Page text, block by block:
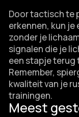
Door tactisch te
erkennen, kun
zonder je
signalen die je
een stapje terug
Remember,
kwaliteit van je
trainingen.​
Meest